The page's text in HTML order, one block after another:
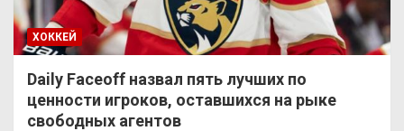
ХОККЕЙ
Daily Faceoff назвал пять лучших по
ценности игроков, оставшихся на рыке
свободных агентов